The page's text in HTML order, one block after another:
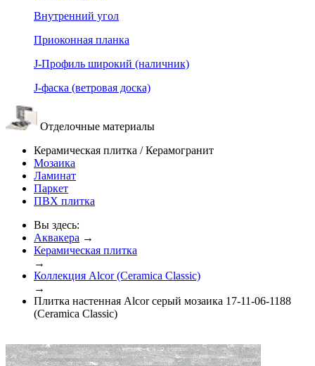
Внутренний угол
Приоконная планка
J-Профиль широкий (наличник)
J-фаска (ветровая доска)
Отделочные материалы
Керамическая плитка / Керамогранит
Мозаика
Ламинат
Паркет
ПВХ плитка
Вы здесь:
Аквакера →
Керамическая плитка
→
Коллекция Alcor (Ceramica Classic)
→
Плитка настенная Alcor серый мозаика 17-11-06-1188
(Ceramica Classic)